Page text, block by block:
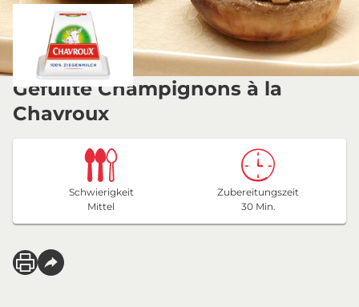
Gefüllte Champignons à la
Chavroux
Schwierigkeit
Mittel
Zubereitungszeit
30 Min.